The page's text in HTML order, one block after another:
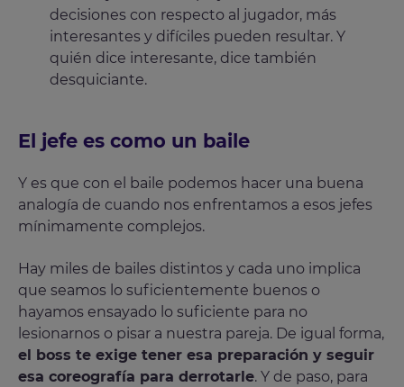
decisiones con respecto al jugador, más
interesantes y difíciles pueden resultar. Y
quién dice interesante, dice también
desquiciante.
El jefe es como un baile
Y es que con el baile podemos hacer una buena
analogía de cuando nos enfrentamos a esos jefes
mínimamente complejos.
Hay miles de bailes distintos y cada uno implica
que seamos lo suficientemente buenos o
hayamos ensayado lo suficiente para no
lesionarnos o pisar a nuestra pareja. De igual forma,
el boss te exige tener esa preparación y seguir
esa coreografía para derrotarle. Y de paso, para